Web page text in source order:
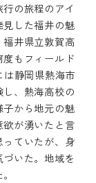
の旅程のアイ
した福井の魅
井県立敦賀高
もフィールド
は静岡県熱海市
、熱海高校の
から地元の魅
が湧いたと言
ていたが、身
いた。地域を